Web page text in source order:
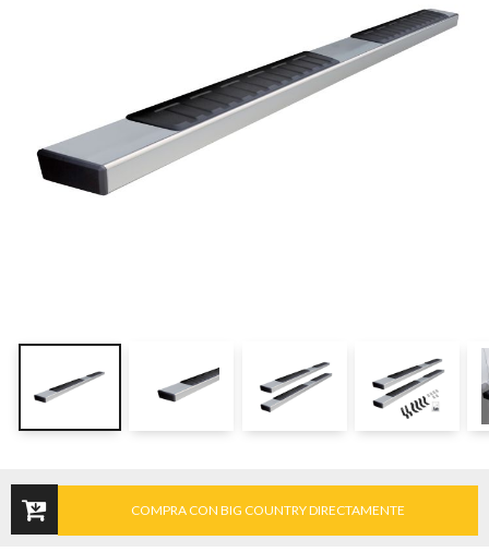
COMPRA CON BIG COUNTRY DIRECTAMENTE